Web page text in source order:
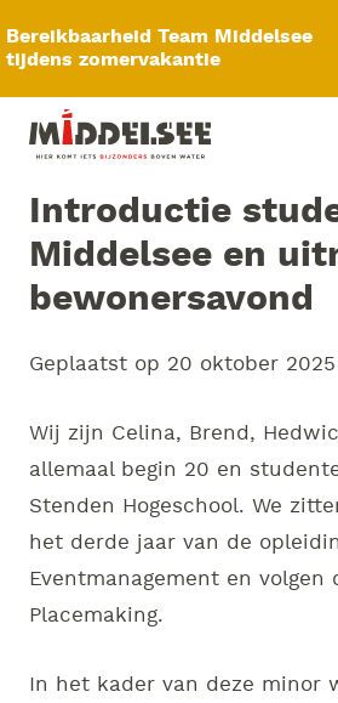
Bereikbaarheid Team Middelsee
tijdens zomervakantie
Introductie
Middelsee en
bewonersavond
Geplaatst op 20 oktober 2025
Wij zijn Celina, Brend,
allemaal begin 20 en
Stenden Hogeschool. We
het derde jaar van de
Eventmanagement en volgen
Placemaking.
In het kader van deze minor